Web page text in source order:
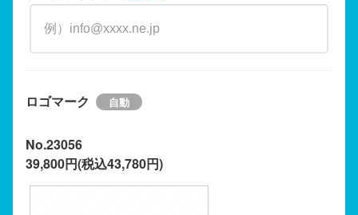
ロゴマーク
No.23056
39,800円(税込43,780円)